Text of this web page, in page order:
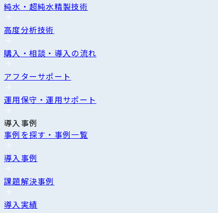
純水・超純水精製技術
高度分析技術
購入・相談・導入の流れ
アフターサポート
運用保守・運用サポート
導入事例
事例を探す・事例一覧
導入事例
課題解決事例
導入実績